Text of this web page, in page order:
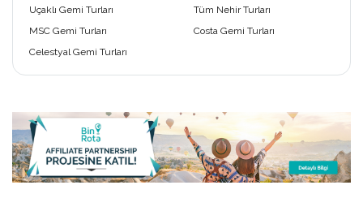
Uçaklı Gemi Turları
Tüm Nehir Turları
MSC Gemi Turları
Costa Gemi Turları
Celestyal Gemi Turları